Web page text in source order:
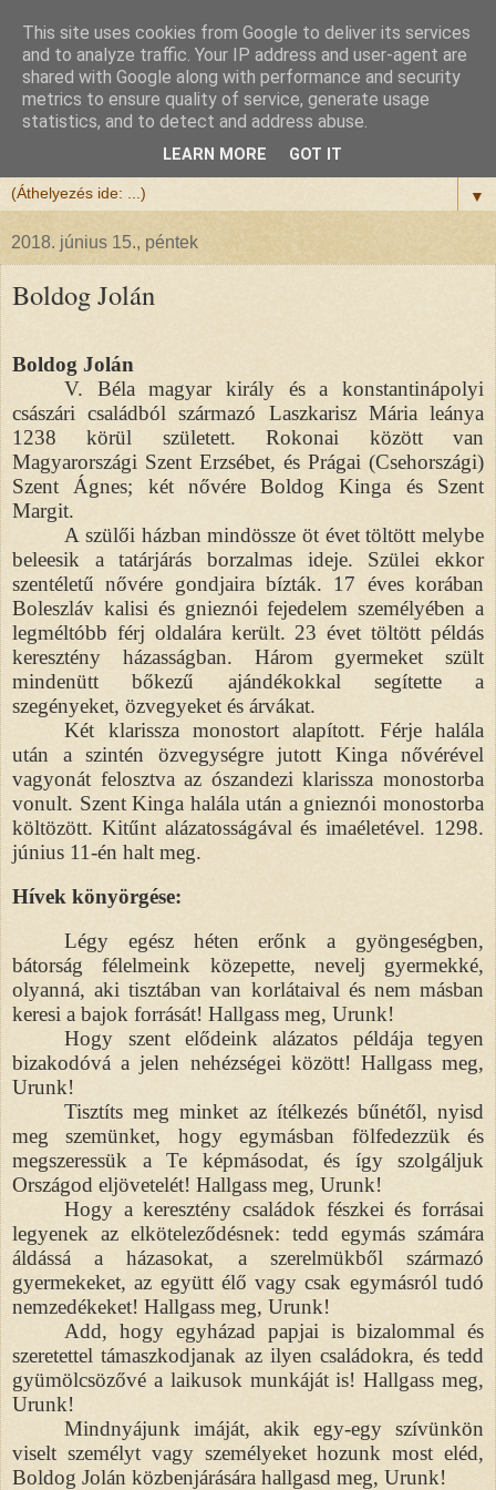
Félix atya
Szeretettel köszöntöm a honlapomra ellátogatót.
▼
2018. június 15., péntek
Boldog Jolán
Boldog Jolán
V. Béla magyar király és a konstantinápolyi
császári családból származó Laszkarisz Mária leánya
1238 körül született. Rokonai között van
Magyarországi Szent Erzsébet, és Prágai (Csehországi)
Szent Ágnes; két nővére Boldog Kinga és Szent
Margit.
A szülői házban mindössze öt évet töltött melybe
beleesik a tatárjárás borzalmas ideje. Szülei ekkor
szentéletű nővére gondjaira bízták. 17 éves korában
Boleszláv kalisi és gnieznói fejedelem személyében a
legméltóbb férj oldalára került. 23 évet töltött példás
keresztény házasságban. Három gyermeket szült
mindenütt bőkezű ajándékokkal segítette a
szegényeket, özvegyeket és árvákat.
Két klarissza monostort alapított. Férje halála
után a szintén özvegységre jutott Kinga nővérével
vagyonát felosztva az ószandezi klarissza monostorba
vonult. Szent Kinga halála után a gnieznói monostorba
költözött. Kitűnt alázatosságával és imaéletével. 1298.
június 11-én halt meg.
Hívek könyörgése:
Légy egész héten erőnk a gyöngeségben,
bátorság félelmeink közepette, nevelj gyermekké,
olyanná, aki tisztában van korlátaival és nem másban
keresi a bajok forrását! Hallgass meg, Urunk!
Hogy szent elődeink alázatos példája tegyen
bizakodóvá a jelen nehézségei között! Hallgass meg,
Urunk!
Tisztíts meg minket az ítélkezés bűnétől, nyisd
meg szemünket, hogy egymásban fölfedezzük és
megszeressük a Te képmásodat, és így szolgáljuk
Országod eljövetelét! Hallgass meg, Urunk!
Hogy a keresztény családok fészkei és forrásai
legyenek az elköteleződésnek: tedd egymás számára
áldássá a házasokat, a szerelmükből származó
gyermekeket, az együtt élő vagy csak egymásról tudó
nemzedékeket! Hallgass meg, Urunk!
Add, hogy egyházad papjai is bizalommal és
szeretettel támaszkodjanak az ilyen családokra, és tedd
gyümölcsözővé a laikusok munkáját is! Hallgass meg,
Urunk!
Mindnyájunk imáját, akik egy-egy szívünkön
viselt személyt vagy személyeket hozunk most eléd,
Boldog Jolán közbenjárására hallgasd meg, Urunk!
This site uses cookies from Google to deliver its services
and to analyze traffic. Your IP address and user-agent are
shared with Google along with performance and security
metrics to ensure quality of service, generate usage
statistics, and to detect and address abuse.
LEARN MORE GOT IT